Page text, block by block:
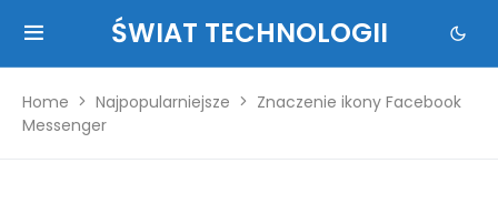
ŚWIAT TECHNOLOGII
Home Najpopularniejsze
Znaczenie ikony Facebook
Messenger